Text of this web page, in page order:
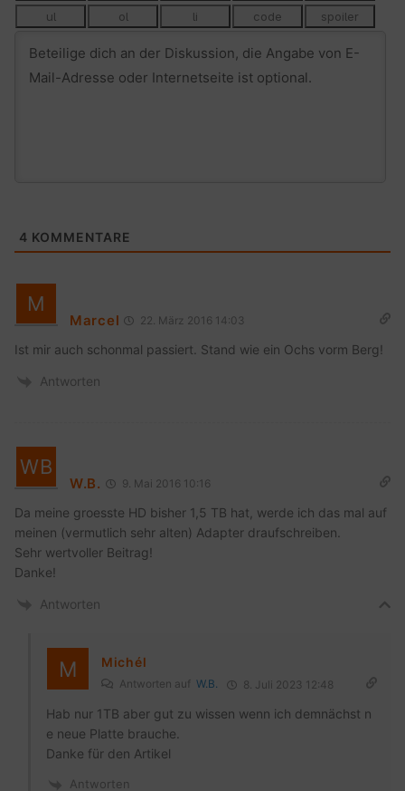
4 KOMMENTARE
Marcel 22. März 2016 14:03
Ist mir auch schonmal passiert. Stand wie ein Ochs vorm Berg!
Antworten
W.B. 9. Mai 2016 10:16
Da meine groesste HD bisher 1,5 TB hat, werde ich das mal auf
meinen (vermutlich sehr alten) Adapter draufschreiben.
Sehr wertvoller Beitrag!
Danke!
Antworten
Michél
Antworten auf W.B. 8. Juli 2023 12:48
Hab nur 1TB aber gut zu wissen wenn ich demnächst n
e neue Platte brauche.
Danke für den Artikel
Antworten